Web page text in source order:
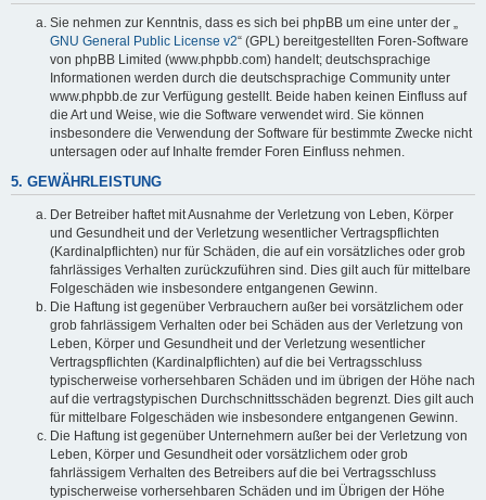
Sie nehmen zur Kenntnis, dass es sich bei phpBB um eine unter der „
GNU General Public License v2“ (GPL) bereitgestellten Foren-Software
von phpBB Limited (www.phpbb.com) handelt; deutschsprachige
Informationen werden durch die deutschsprachige Community unter
www.phpbb.de zur Verfügung gestellt. Beide haben keinen Einfluss auf
die Art und Weise, wie die Software verwendet wird. Sie können
insbesondere die Verwendung der Software für bestimmte Zwecke nicht
untersagen oder auf Inhalte fremder Foren Einfluss nehmen.
5. GEWÄHRLEISTUNG
Der Betreiber haftet mit Ausnahme der Verletzung von Leben, Körper
und Gesundheit und der Verletzung wesentlicher Vertragspflichten
(Kardinalpflichten) nur für Schäden, die auf ein vorsätzliches oder grob
fahrlässiges Verhalten zurückzuführen sind. Dies gilt auch für mittelbare
Folgeschäden wie insbesondere entgangenen Gewinn.
Die Haftung ist gegenüber Verbrauchern außer bei vorsätzlichem oder
grob fahrlässigem Verhalten oder bei Schäden aus der Verletzung von
Leben, Körper und Gesundheit und der Verletzung wesentlicher
Vertragspflichten (Kardinalpflichten) auf die bei Vertragsschluss
typischerweise vorhersehbaren Schäden und im übrigen der Höhe nach
auf die vertragstypischen Durchschnittsschäden begrenzt. Dies gilt auch
für mittelbare Folgeschäden wie insbesondere entgangenen Gewinn.
Die Haftung ist gegenüber Unternehmern außer bei der Verletzung von
Leben, Körper und Gesundheit oder vorsätzlichem oder grob
fahrlässigem Verhalten des Betreibers auf die bei Vertragsschluss
typischerweise vorhersehbaren Schäden und im Übrigen der Höhe